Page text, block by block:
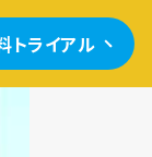
トライアル